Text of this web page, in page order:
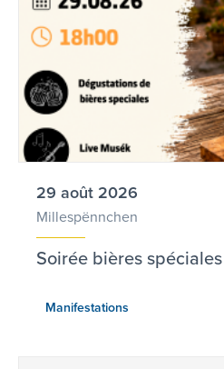
29 août 2026
Millespënnchen
Soirée bières spéciales
Manifestations